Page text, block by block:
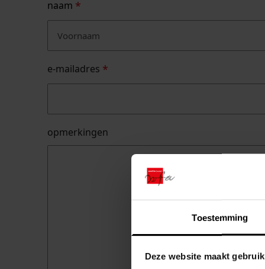
Toestemming
Deze website maakt
naam *
e-mailadres *
opmerkingen